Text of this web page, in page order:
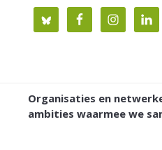
Organisaties en
ambities waarmee we